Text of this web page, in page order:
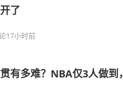
了
17小时前
有多难？NBA仅3人做到